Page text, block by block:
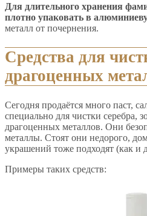
Для длительного хранения
плотно упаковать в
металл от почернения.
Средства для
драгоценных
Сегодня продаётся много паст,
специально для чистки серебра,
драгоценных металлов. Они
металлы. Стоят они недорого,
украшений тоже подходят (как и
Примеры таких средств: